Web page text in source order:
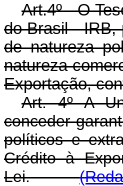
Art.4º - O
do Brasil - IRB,
de natureza
natureza
Exportação,
Art. 4º A
conceder
políticos e
Crédito à
Lei.